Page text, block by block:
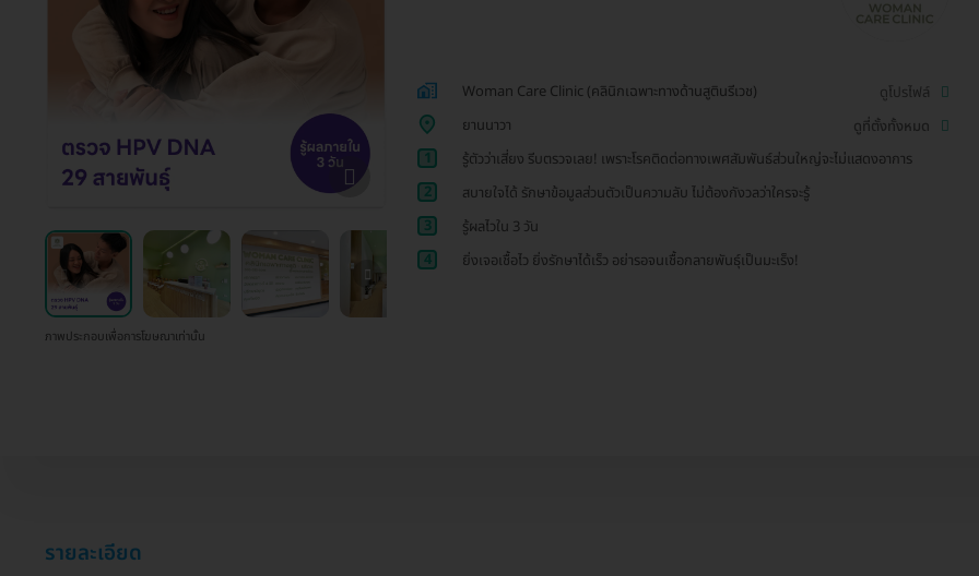
ภาพประกอบเพื่อการโฆษณาเท่านั้น
Woman Care Clinic (คลินิกเฉพาะทางด้านสูตินรีเวช)
ดูโปรไฟล์
ยานนาวา
ดูที่ตั้งทั้งหมด
1
รู้ตัวว่าเสี่ยง รีบตรวจเลย! เพราะโรคติดต่อทางเพศสัมพันธ์ส่วนใหญ่จะไม่แสดงอาการ
2
สบายใจได้ รักษาข้อมูลส่วนตัวเป็นความลับ ไม่ต้องกังวลว่าใครจะรู้
3
รู้ผลไวใน 3 วัน
4
ยิ่งเจอเชื้อไว ยิ่งรักษาได้เร็ว อย่ารอจนเชื้อกลายพันธุ์เป็นมะเร็ง!
รายละเอียด